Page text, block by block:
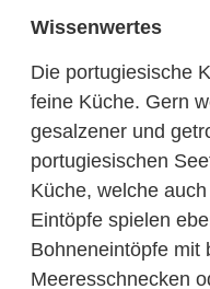
Wissenwertes
Die portugiesische
feine Küche. Gern
gesalzener und
portugiesischen
Küche, welche
Eintöpfe spielen
Bohneneintöpfe mit
Meeresschnecken